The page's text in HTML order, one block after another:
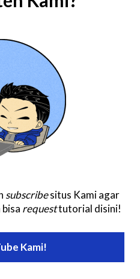
subscribesitus Kami agar
requesttutorial disini!
Kami!